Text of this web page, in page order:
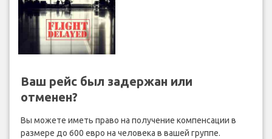
Ваш рейс был задержан или
отменен?
Вы можете иметь право на получение компенсации в
размере до 600 евро на человека в вашей группе.